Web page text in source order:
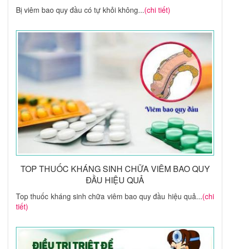
Bị viêm bao quy đầu có tự khỏi không...(chi tiết)
TOP THUỐC KHÁNG SINH CHỮA VIÊM BAO QUY
ĐẦU HIỆU QUẢ
Top thuốc kháng sinh chữa viêm bao quy đầu hiệu quả...(chi
tiết)